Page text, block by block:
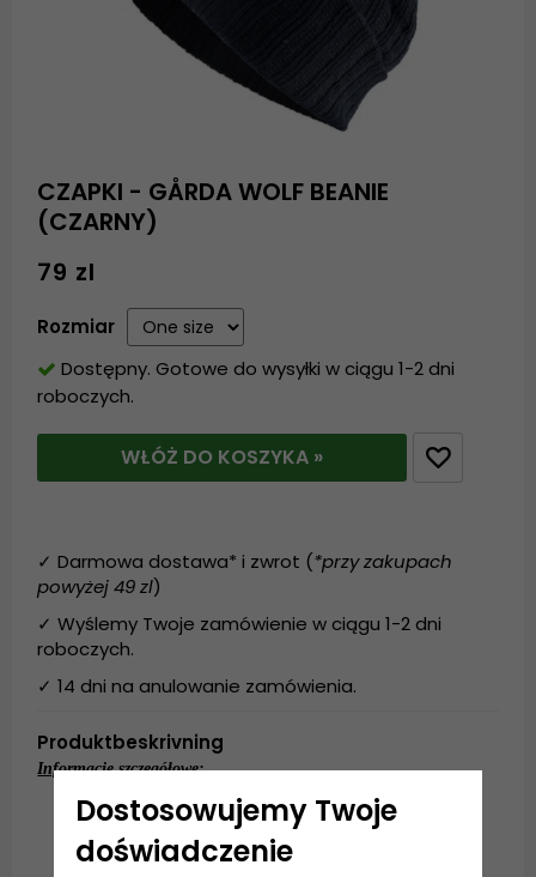
CZAPKI - GÅRDA WOLF BEANIE
(CZARNY)
79 zl
Rozmiar
Dostępny. Gotowe do wysyłki w ciągu 1-2 dni
roboczych.
WŁÓŻ DO KOSZYKA »
✓ Darmowa dostawa* i zwrot (*przy zakupach
powyżej 49 zl)
✓ Wyślemy Twoje zamówienie w ciągu 1-2 dni
roboczych.
✓ 14 dni na anulowanie zamówienia.
Produktbeskrivning
Informacje szczegółowe:
Wykonanie: 100% poliester
Rozmiar uniwersalny
Dostosowujemy Twoje
doświadczenie